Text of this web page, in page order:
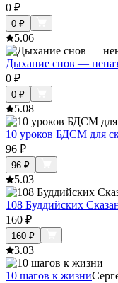
0 ₽
0 ₽
5.06
Дыхание снов —
0 ₽
0 ₽
5.08
10 уроков БДСМ для
96 ₽
96 ₽
5.03
108 Буддийских
160 ₽
160 ₽
3.03
10 шагов к жизни